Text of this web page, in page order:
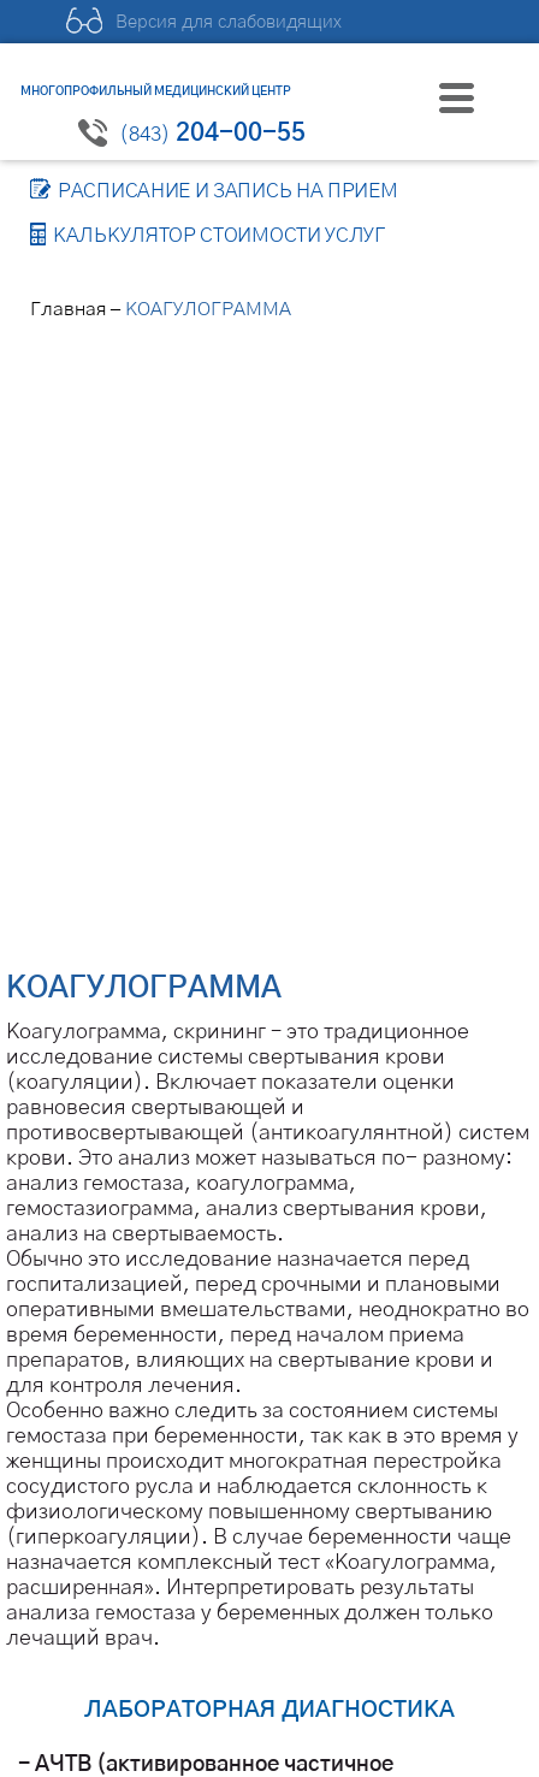
Версия для слабовидящих
МНОГОПРОФИЛЬНЫЙ МЕДИЦИНСКИЙ ЦЕНТР
(843) 204-00-55
РАСПИСАНИЕ И ЗАПИСЬ НА ПРИЕМ
КАЛЬКУЛЯТОР СТОИМОСТИ УСЛУГ
Главная –КОАГУЛОГРАММА
КОАГУЛОГРАММА
Коагулограмма, скрининг – это традиционное
исследование системы свертывания крови
(коагуляции). Включает показатели оценки
равновесия свертывающей и
противосвертывающей (антикоагулянтной) систем
крови. Это анализ может называться по- разному:
анализ гемостаза, коагулограмма,
гемостазиограмма, анализ свертывания крови,
анализ на свертываемость.
Обычно это исследование назначается перед
госпитализацией, перед срочными и плановыми
оперативными вмешательствами, неоднократно во
время беременности, перед началом приема
препаратов, влияющих на свертывание крови и
для контроля лечения.
Особенно важно следить за состоянием системы
гемостаза при беременности, так как в это время у
женщины происходит многократная перестройка
сосудистого русла и наблюдается склонность к
физиологическому повышенному свертыванию
(гиперкоагуляции). В случае беременности чаще
назначается комплексный тест «Коагулограмма,
расширенная». Интерпретировать результаты
анализа гемостаза у беременных должен только
лечащий врач.
ЛАБОРАТОРНАЯ ДИАГНОСТИКА
- АЧТВ (активированное частичное